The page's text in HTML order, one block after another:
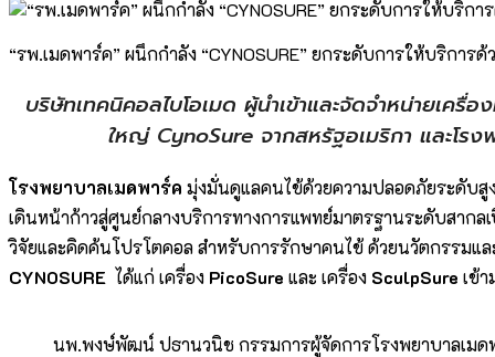
“รพ.เมดพาร์ค” ผนึกกำลัง “CYNOSURE” ยกระดับการให้บริกา
บริษัทเทคนิคอลไบโอเมด ผู้นำเข้าและจัดจำหน่ายเค
ใหญ่ CynoSure จากสหรัฐอเมริกา และโรง
โรงพยาบาลเมดพาร์ค มุ่งมั่นดูแลคนไข้ด้วยความปลอดภัยระดับสู
เดินหน้าก้าวสู่ศูนย์กลางบริการทางการแพทย์มาตรฐานระดับสาก
วิจัยและคิดค้นโปรโตคอล สำหรับการรักษาคนไข้ ด้วยนวัตกรรมแ
CYNOSURE ได้แก่ เครื่อง PicoSure และ เครื่อง SculpSure เข้
นพ.พงษ์พัฒน์ ปธานวนิช กรรมการผู้จัดการโรงพยาบาลเมด